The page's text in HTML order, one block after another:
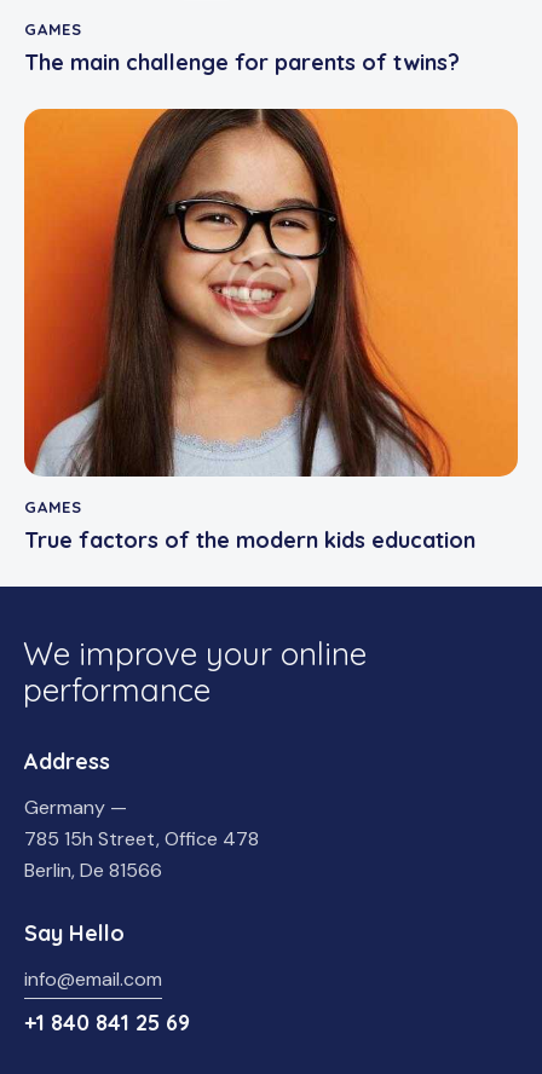
GAMES
The main challenge for parents of twins?
GAMES
True factors of the modern kids education
We improve your online
performance
Address
Germany —
785 15h Street, Office 478
Berlin, De 81566
Say Hello
info@email.com
+1 840 841 25 69